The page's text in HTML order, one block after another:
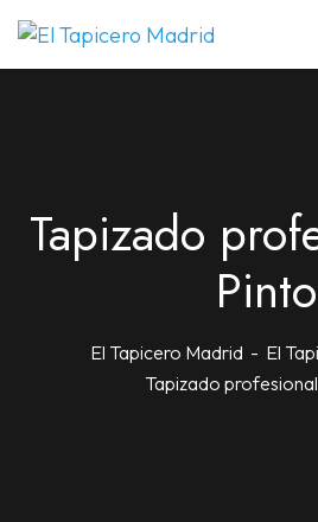
Tapizado
Pinto
El Tapicero Madrid
El
Tapizado